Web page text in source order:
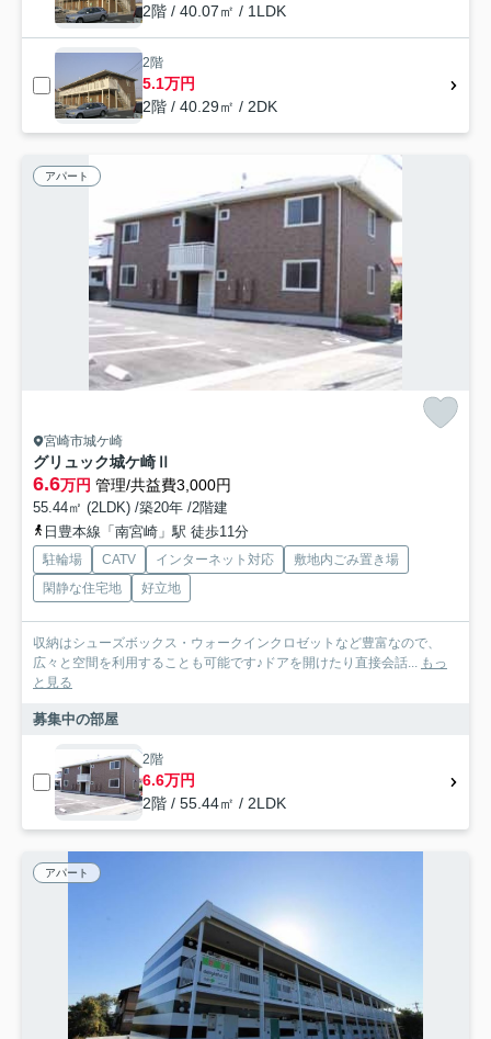
2階 / 40.07㎡ / 1LDK
2階
5.1万円
2階 / 40.29㎡ / 2DK
アパート
宮崎市城ケ崎
グリュック城ケ崎Ⅱ
6.6万円 管理/共益費3,000円
55.44㎡ (2LDK) /築20年 /2階建
日豊本線「南宮崎」駅 徒歩11分
駐輪場 CATV インターネット対応
敷地内ごみ置き場
閑静な住宅地
好立地
収納はシューズボックス・ウォークインクロゼットなど豊富なので、
広々と空間を利用することも可能です♪ドアを開けたり直接会話... もっ
と見る
募集中の部屋
2階
6.6万円
2階 / 55.44㎡ / 2LDK
アパート